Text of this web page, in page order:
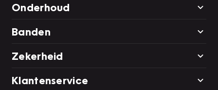
Onderhoud
Banden
Zekerheid
Klantenservice